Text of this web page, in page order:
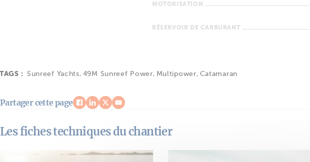
MOTORISATION
RÉSERVOIR DE CARBURANT
TAGS : Sunreef Yachts, 49M Sunreef Power, Multipower, Catamaran
Partager cette page
Les fiches techniques du chantier